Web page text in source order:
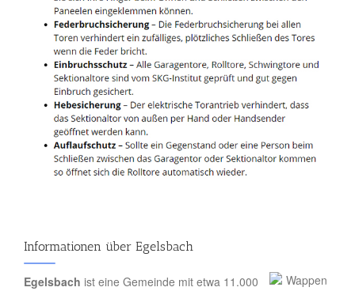
Informationen über Egelsbach
Egelsbach ist eine Gemeinde mit etwa 11.000